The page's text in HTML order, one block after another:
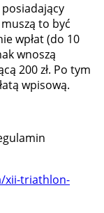
to być
wpłat (do 10
wnoszą
200 zł. Po tym
wpisową.
xii-triathlon-